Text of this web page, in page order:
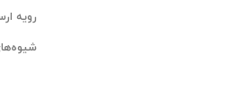
رویه